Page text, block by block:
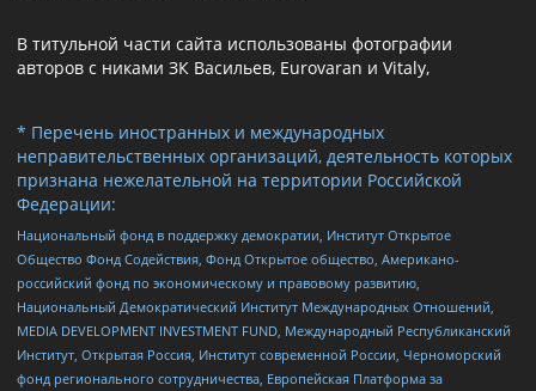
В титульной части сайта использованы фотографии
авторов с никами ЗК Васильев, Eurovaran и Vitaly,
* Перечень иностранных и международных
неправительственных организаций, деятельность которых
признана нежелательной на территории Российской
Федерации:
Национальный фонд в поддержку демократии, Институт Открытое
Общество Фонд Содействия, Фонд Открытое общество, Американо-
российский фонд по экономическому и правовому развитию,
Национальный Демократический Институт Международных Отношений,
MEDIA DEVELOPMENT INVESTMENT FUND, Международный Республиканский
Институт, Открытая Россия, Институт современной России, Черноморский
фонд регионального сотрудничества, Европейская Платформа за